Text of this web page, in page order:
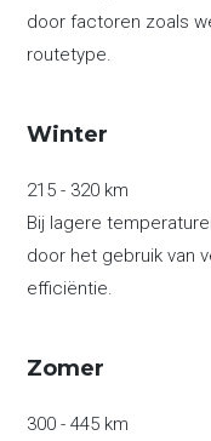
door factoren zoals
routetype.
Winter
215 - 320 km
Bij lagere
door het gebruik van
efficiëntie.
Zomer
300 - 445 km